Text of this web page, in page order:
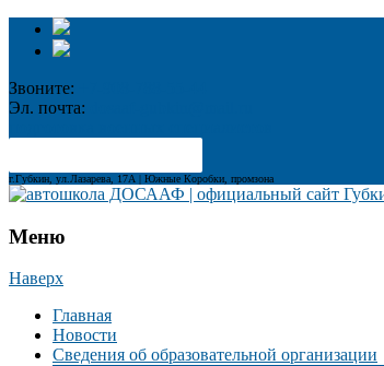
Звоните:
Эл. почта:
г.Губкин, ул.Лазарева, 17А | Южные Коробки, промзона
Меню
Наверх
Главная
Новости
Сведения об образовательной организации